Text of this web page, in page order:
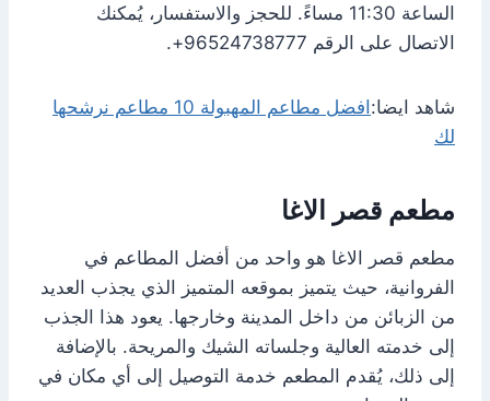
الساعة 11:30 مساءً. للحجز والاستفسار، يُمكنك
الاتصال على الرقم 96524738777+.
شاهد ايضا:
افضل مطاعم المهبولة 10 مطاعم نرشحها
لك
مطعم قصر الاغا
مطعم قصر الاغا هو واحد من أفضل المطاعم في
الفروانية، حيث يتميز بموقعه المتميز الذي يجذب العديد
من الزبائن من داخل المدينة وخارجها. يعود هذا الجذب
إلى خدمته العالية وجلساته الشيك والمريحة. بالإضافة
إلى ذلك، يُقدم المطعم خدمة التوصيل إلى أي مكان في